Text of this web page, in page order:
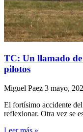
TC: Un llamado
pilotos
Miguel Paez 3 mayo,
El fortísimo accidente
reflexionar. Otra vez se
Leer más »